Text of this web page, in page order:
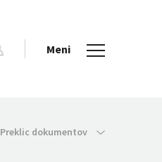
Meni
Preklic dokumentov